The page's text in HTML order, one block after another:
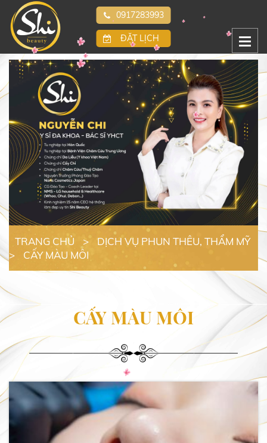
0917283993
ĐẶT LỊCH
TRANG CHỦ >
DỊCH VỤ PHUN THÊU, THẨM MỸ
>
CẤY MÀU MÔI
CẤY MÀU MÔI